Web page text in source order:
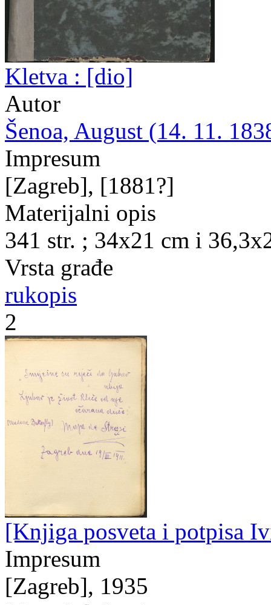
Kletva : [dio]
Autor
Šenoa, August (14. 11.
Impresum
[Zagreb], [1881?]
Materijalni opis
341 str. ; 34x21 cm i
Vrsta građe
rukopis
2
[Knjiga posveta i potpisa
Impresum
[Zagreb], 1935